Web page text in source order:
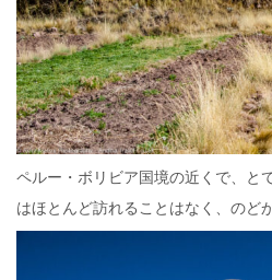
ペルー・ボリビア国境の近くで、と
はほとんど訪れることはなく、のど